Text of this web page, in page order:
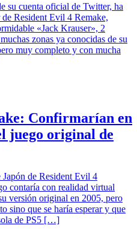
su cuenta oficial de Twitter, ha
Resident Evil 4 Remake,
«Jack Krauser», 2
zonas ya conocidas de su
muy completo y con mucha
Confirmarían en
juego original de
de Resident Evil 4
contaría con realidad virtual
versión original en 2005, pero
sino que se haría esperar y que
de PS5 […]